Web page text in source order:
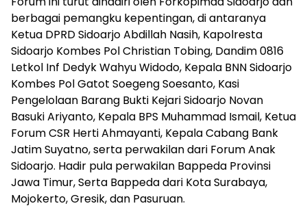
berbagai pemangku kepentingan, di antaranya
Ketua DPRD Sidoarjo Abdillah Nasih, Kapolresta
Sidoarjo Kombes Pol Christian Tobing, Dandim 0816
Letkol Inf Dedyk Wahyu Widodo, Kepala BNN Sidoarjo
Kombes Pol Gatot Soegeng Soesanto, Kasi
Pengelolaan Barang Bukti Kejari Sidoarjo Novan
Basuki Ariyanto, Kepala BPS Muhammad Ismail, Ketua
Forum CSR Herti Ahmayanti, Kepala Cabang Bank
Jatim Suyatno, serta perwakilan dari Forum Anak
Sidoarjo. Hadir pula perwakilan Bappeda Provinsi
Jawa Timur, Serta Bappeda dari Kota Surabaya,
Mojokerto, Gresik, dan Pasuruan.